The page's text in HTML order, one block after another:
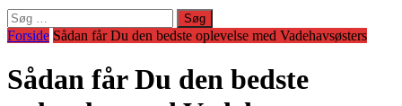
Søg
efter:
Forside Sådan får Du den bedste oplevelse med Vadehavsøsters
Sådan får Du den bedste